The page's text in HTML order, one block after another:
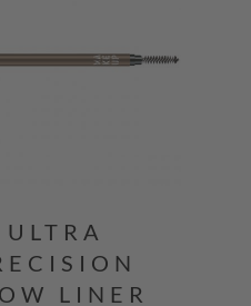
ULTRA
LINER